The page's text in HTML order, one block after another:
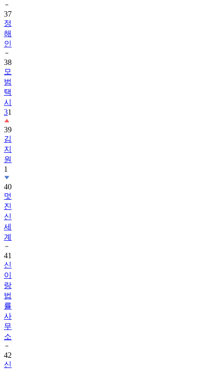
37
정
해
인
38
모
범
택
시
31
39
김
지
원
1
40
멋
진
신
세
계
41
신
이
랑
법
률
사
무
소
42
신